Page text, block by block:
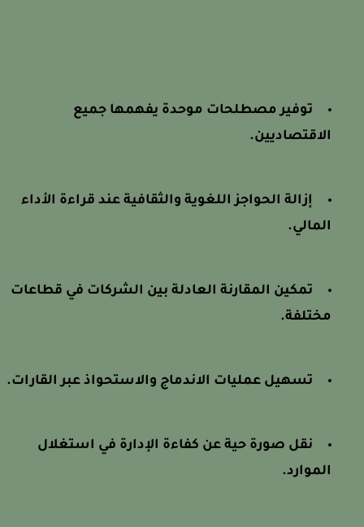
توفير مصطلحات موحدة يفهمها جميع
الاقتصاديين.
إزالة الحواجز اللغوية والثقافية عند قراءة الأداء
المالي.
تمكين المقارنة العادلة بين الشركات في قطاعات
مختلفة.
تسهيل عمليات الاندماج والاستحواذ عبر القارات.
نقل صورة حية عن كفاءة الإدارة في استغلال
الموارد.